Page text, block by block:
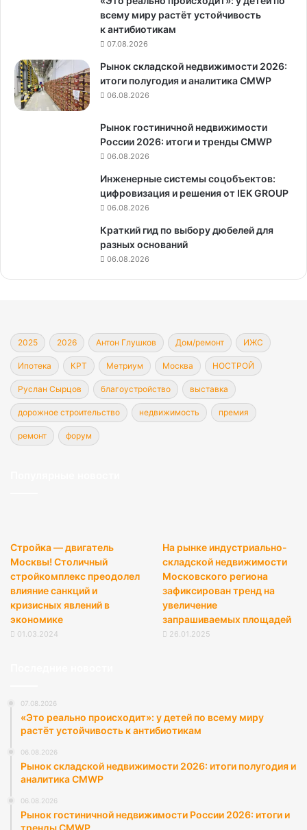
всему миру растёт устойчивость
к антибиотикам
07.08.2026
Рынок складской недвижимости 2026:
итоги полугодия и аналитика CMWP
06.08.2026
Рынок гостиничной недвижимости
России 2026: итоги и тренды CMWP
06.08.2026
Инженерные системы соцобъектов:
цифровизация и решения от IEK GROUP
06.08.2026
Краткий гид по выбору дюбелей для
разных оснований
06.08.2026
2025 2026 Антон Глушков Дом/ремонт ИЖС
Ипотека КРТ Метриум Москва НОСТРОЙ
Руслан Сырцов благоустройство выставка
дорожное строительство недвижимость премия
ремонт форум
Стройка — двигатель
Москвы! Столичный
стройкомплекс преодолел
влияние санкций и
кризисных явлений в
экономике
01.03.2024
На рынке индустриально-
складской недвижимости
Московского региона
зафиксирован тренд на
увеличение
запрашиваемых площадей
26.01.2025
07.08.2026
«Это реально происходит»: у детей по всему миру
растёт устойчивость к антибиотикам
06.08.2026
Рынок складской недвижимости 2026: итоги полугодия и
аналитика CMWP
06.08.2026
Рынок гостиничной недвижимости России 2026: итоги и
тренды CMWP